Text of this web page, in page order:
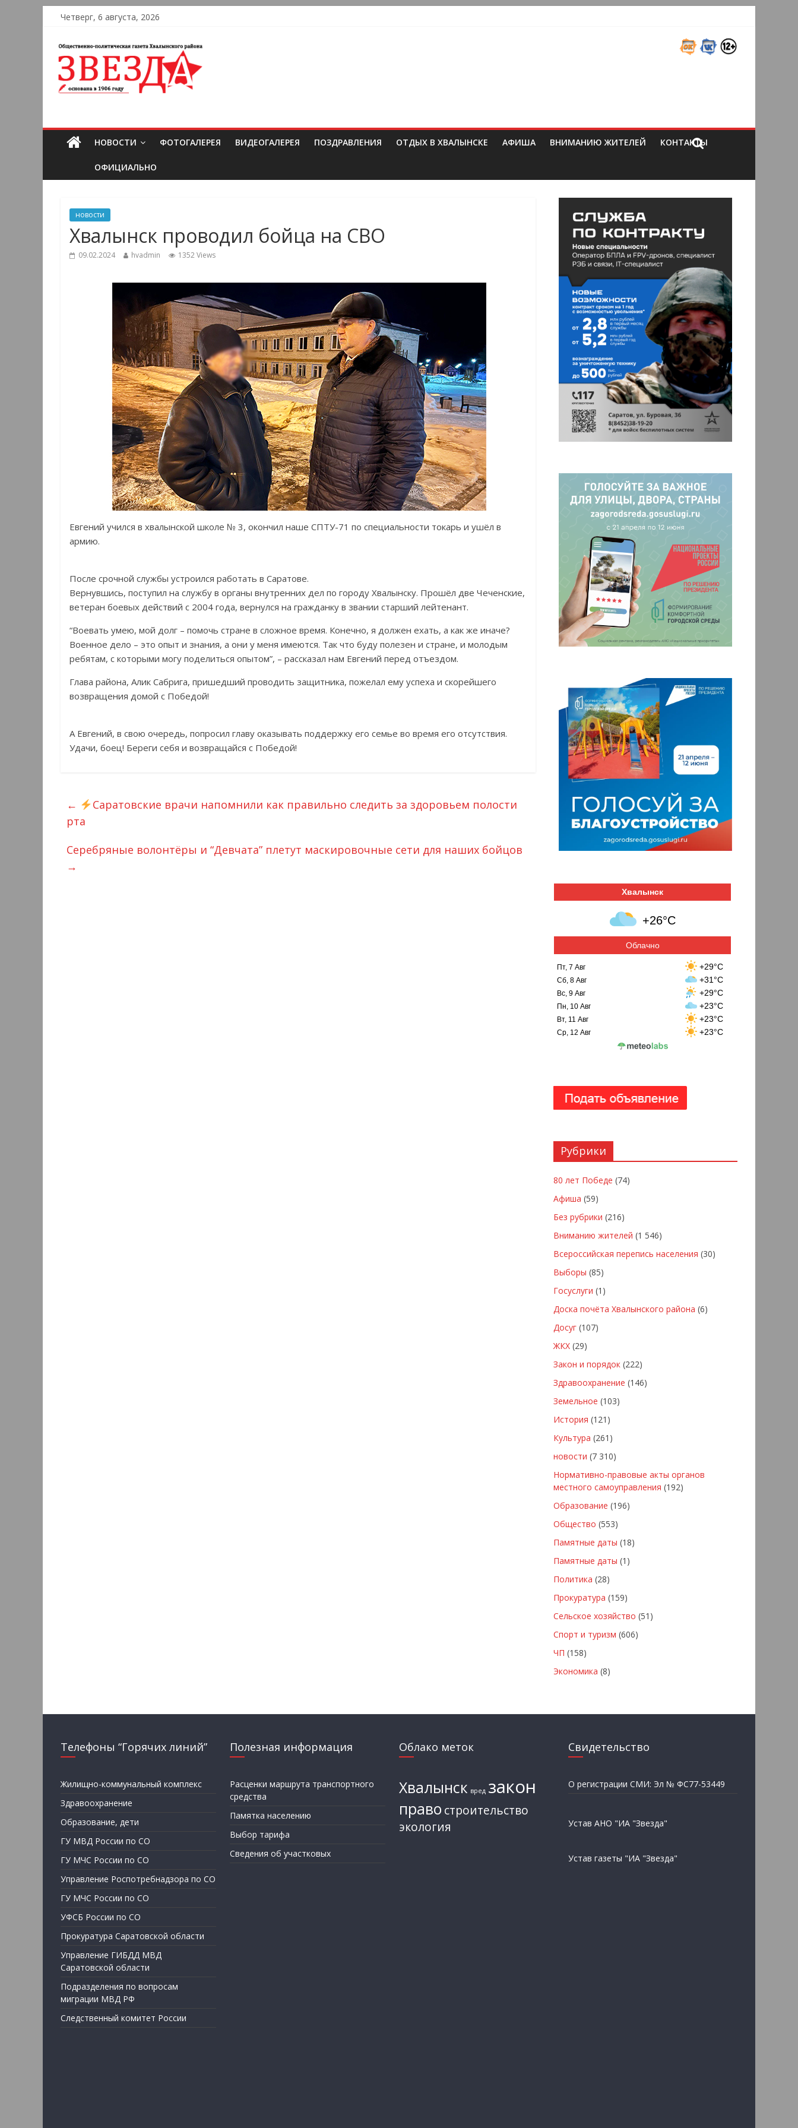
Четверг, 6 августа, 2026
НОВОСТИ ФОТОГАЛЕРЕЯ ВИДЕОГАЛЕРЕЯ ПОЗДРАВЛЕНИЯ ОТДЫХ В ХВАЛЫНСКЕ АФИША ВНИМАНИЮ ЖИТЕЛЕЙ КОНТАКТЫ
ОФИЦИАЛЬНО
новости
Хвалынск проводил бойца на СВО
09.02.2024 hvadmin 1352 Views
Евгений учился в хвалынской школе № 3, окончил наше СПТУ-71 по специальности токарь и ушёл в
армию.
После срочной службы устроился работать в Саратове.
Вернувшись, поступил на службу в органы внутренних дел по городу Хвалынску. Прошёл две Чеченские,
ветеран боевых действий с 2004 года, вернулся на гражданку в звании старший лейтенант.
“Воевать умею, мой долг – помочь стране в сложное время. Конечно, я должен ехать, а как же иначе?
Военное дело – это опыт и знания, а они у меня имеются. Так что буду полезен и стране, и молодым
ребятам, с которыми могу поделиться опытом”, – рассказал нам Евгений перед отъездом.
Глава района, Алик Сабрига, пришедший проводить защитника, пожелал ему успеха и скорейшего
возвращения домой с Победой!
А Евгений, в свою очередь, попросил главу оказывать поддержку его семье во время его отсутствия.
Удачи, боец! Береги себя и возвращайся с Победой!
←
Саратовские врачи напомнили как правильно следить за здоровьем полости
рта
Серебряные волонтёры и “Девчата” плетут маскировочные сети для наших бойцов
→
Хвалынск
+26°C
Облачно
Пт, 7 Авг +29°C
Сб, 8 Авг +31°C
Вс, 9 Авг +29°C
Пн, 10 Авг +23°C
Вт, 11 Авг +23°C
Ср, 12 Авг +23°C
Рубрики
80 лет Победе (74)
Афиша (59)
Без рубрики (216)
Вниманию жителей (1 546)
Всероссийская перепись населения (30)
Выборы (85)
Госуслуги (1)
Доска почёта Хвалынского района (6)
Досуг (107)
ЖКХ (29)
Закон и порядок (222)
Здравоохранение (146)
Земельное (103)
История (121)
Культура (261)
новости (7 310)
Нормативно-правовые акты органов
местного самоуправления (192)
Образование (196)
Общество (553)
Памятные даты (18)
Памятные даты (1)
Политика (28)
Прокуратура (159)
Сельское хозяйство (51)
Спорт и туризм (606)
ЧП (158)
Экономика (8)
Телефоны “Горячих линий”
Жилищно-коммунальный комплекс
Здравоохранение
Образование, дети
ГУ МВД России по СО
ГУ МЧС России по СО
Управление Роспотребнадзора по СО
ГУ МЧС России по СО
УФСБ России по СО
Прокуратура Саратовской области
Управление ГИБДД МВД
Саратовской области
Подразделения по вопросам
миграции МВД РФ
Следственный комитет России
Полезная информация
Расценки маршрута транспортного
средства
Памятка населению
Выбор тарифа
Сведения об участковых
Облако меток
Хвалынск вред закон
право строительство
экология
Свидетельство
О регистрации СМИ: Эл № ФС77-53449
Устав АНО "ИА "Звезда"
Устав газеты "ИА "Звезда"